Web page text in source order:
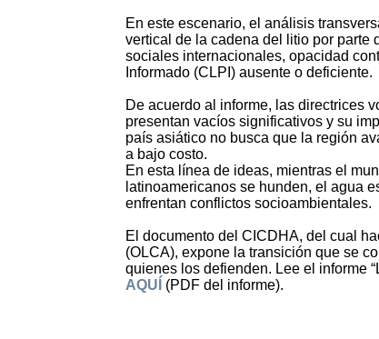
En este escenario, el análisis
vertical de la cadena del litio por parte
sociales internacionales, opacidad
Informado (CLPI) ausente o deficiente.
De acuerdo al informe, las directrices
presentan vacíos significativos y su
país asiático no busca que la región
a bajo costo.
En esta línea de ideas, mientras el
latinoamericanos se hunden, el agua
enfrentan conflictos socioambientales.
El documento del CICDHA, del cual
(OLCA), expone la transición que se
quienes los defienden. Lee el informe
AQUÍ (PDF del informe).